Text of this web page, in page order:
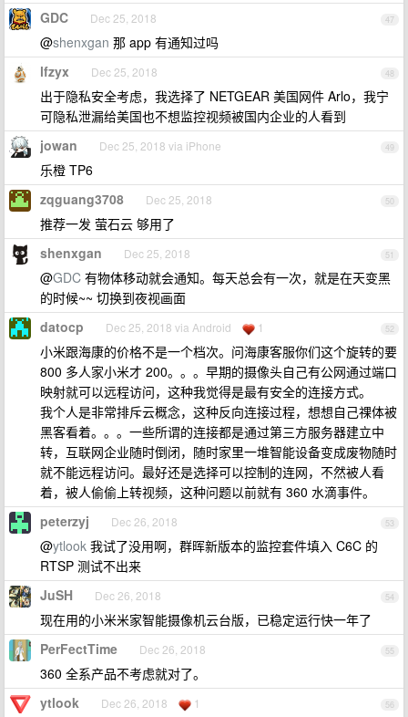
47
GDC Dec 25, 2018
@shenxgan 那 app 有通知过吗
48
lfzyx Dec 25, 2018
出于隐私安全考虑，我选择了 NETGEAR 美国网件 Arlo，我宁
可隐私泄漏给美国也不想监控视频被国内企业的人看到
49
jowan Dec 25, 2018 via iPhone
乐橙 TP6
50
zqguang3708 Dec 25, 2018
推荐一发 萤石云 够用了
51
shenxgan Dec 25, 2018
@GDC 有物体移动就会通知。每天总会有一次，就是在天变黑
的时候~~ 切换到夜视画面
52
datocp Dec 25, 2018 via Android 1
小米跟海康的价格不是一个档次。问海康客服你们这个旋转的要
800 多人家小米才 200。。。早期的摄像头自己有公网通过端口
映射就可以远程访问，这种我觉得是最有安全的连接方式。
我个人是非常排斥云概念，这种反向连接过程，想想自己祼体被
黑客看着。。。一些所谓的连接都是通过第三方服务器建立中
转，互联网企业随时倒闭，随时家里一堆智能设备变成废物随时
就不能远程访问。最好还是选择可以控制的连网，不然被人看
着，被人偷偷上转视频，这种问题以前就有 360 水滴事件。
53
peterzyj Dec 26, 2018
@ytlook 我试了没用啊，群晖新版本的监控套件填入 C6C 的
RTSP 测试不出来
54
JuSH Dec 26, 2018
现在用的小米米家智能摄像机云台版，已稳定运行快一年了
55
PerFectTime Dec 26, 2018
360 全系产品不考虑就对了。
56
ytlook Dec 26, 2018 1